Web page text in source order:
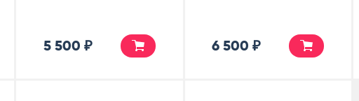
5 500 ₽ 6 500 ₽